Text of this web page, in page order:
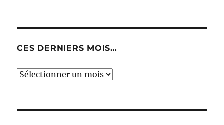
CES DERNIERS MOIS…
Ces